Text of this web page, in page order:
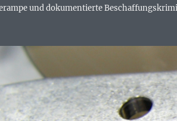
und dokumentierte